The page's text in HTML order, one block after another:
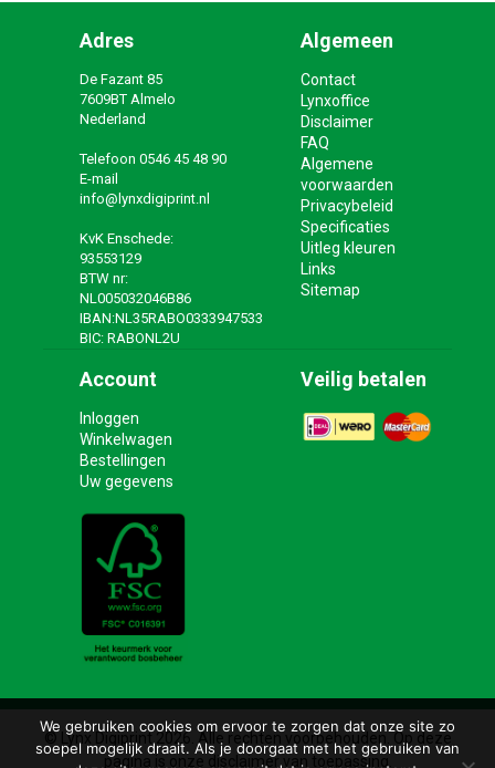
Adres
De Fazant 85
7609BT Almelo
Nederland
Telefoon 0546 45 48 90
E-mail
info@lynxdigiprint.nl
KvK Enschede:
93553129
BTW nr:
NL005032046B86
IBAN:NL35RABO0333947533
BIC: RABONL2U
Algemeen
Contact
Lynxoffice
Disclaimer
FAQ
Algemene
voorwaarden
Privacybeleid
Specificaties
Uitleg kleuren
Links
Sitemap
Account
Inloggen
Winkelwagen
Bestellingen
Uw gegevens
Veilig betalen
© Lynx Digiprint 2026. Alle rechten voorbehouden. Op deze
pagina is onze disclaimer van toepassing.
We gebruiken cookies om ervoor te zorgen dat onze site zo
soepel mogelijk draait. Als je doorgaat met het gebruiken van